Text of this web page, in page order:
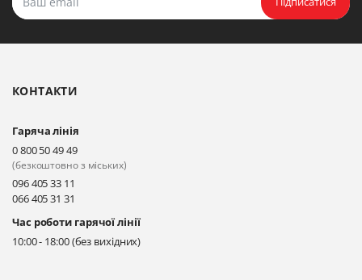
Прокласти маршрут
Київ, вул. Драгоманова 31-д
Прокласти маршрут
Київ, вул. Драгоманова 31-д
Прокласти маршрут
КОНТАКТИ
Гаряча лінія
0 800 50 49 49
(безкоштовно з міських)
096 405 33 11
066 405 31 31
Час роботи гарячої лінії
10:00 - 18:00 (без вихідних)